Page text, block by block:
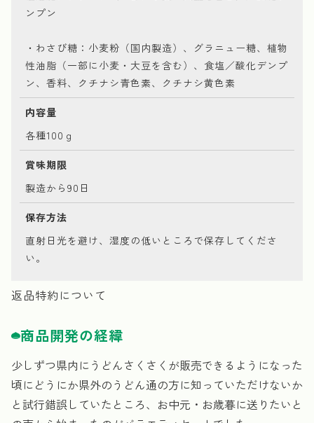
ンプン
・わさび糖：小麦粉（国内製造）、グラニュー糖、植物
性油脂（一部に小麦・大豆を含む）、食塩／酸化デンプ
ン、香料、クチナシ青色素、クチナシ黄色素
内容量
各種100ｇ
賞味期限
製造から90日
保存方法
直射日光を避け、湿度の低いところで保存してくださ
い。
返品特約について
商品開発の経緯
少しずつ県内にうどんさくさくが販売できるようになった
頃にどうにか県外のうどん通の方に知っていただけないか
と試行錯誤していたところ、お中元・お歳暮に送りたいと